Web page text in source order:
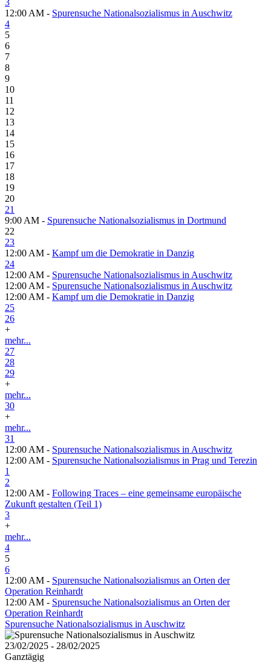
3
12:00 AM - Spurensuche Nationalsozialismus in Auschwitz
4
5
6
7
8
9
10
11
12
13
14
15
16
17
18
19
20
21
9:00 AM - Spurensuche Nationalsozialismus in Dortmund
22
23
12:00 AM - Kampf um die Demokratie in Danzig
24
12:00 AM - Spurensuche Nationalsozialismus in Auschwitz
12:00 AM - Spurensuche Nationalsozialismus in Auschwitz
12:00 AM - Kampf um die Demokratie in Danzig
25
26
+
mehr...
27
28
29
+
mehr...
30
+
mehr...
31
12:00 AM - Spurensuche Nationalsozialismus in Auschwitz
12:00 AM - Spurensuche Nationalsozialismus in Prag und Terezin
1
2
12:00 AM - Following Traces – eine gemeinsame europäische
Zukunft gestalten (Teil 1)
3
+
mehr...
4
5
6
12:00 AM - Spurensuche Nationalsozialismus an Orten der
Operation Reinhardt
12:00 AM - Spurensuche Nationalsozialismus an Orten der
Operation Reinhardt
Spurensuche Nationalsozialismus in Auschwitz
23/02/2025 - 28/02/2025
Ganztägig